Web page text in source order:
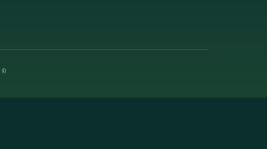
© ٢٠٢٦ تمليك المنزل العقارية — جميع الحقوق محفوظة · جدة، المملكة العربية السعودية